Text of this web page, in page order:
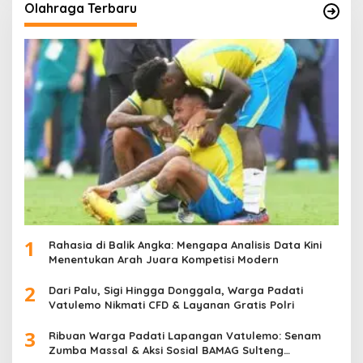
Olahraga Terbaru
1
Rahasia di Balik Angka: Mengapa Analisis Data Kini
Menentukan Arah Juara Kompetisi Modern
2
Dari Palu, Sigi Hingga Donggala, Warga Padati
Vatulemo Nikmati CFD & Layanan Gratis Polri
3
Ribuan Warga Padati Lapangan Vatulemo: Senam
Zumba Massal & Aksi Sosial BAMAG Sulteng